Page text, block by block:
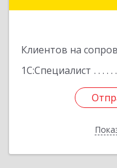
Клиентов на
1С:Специалист